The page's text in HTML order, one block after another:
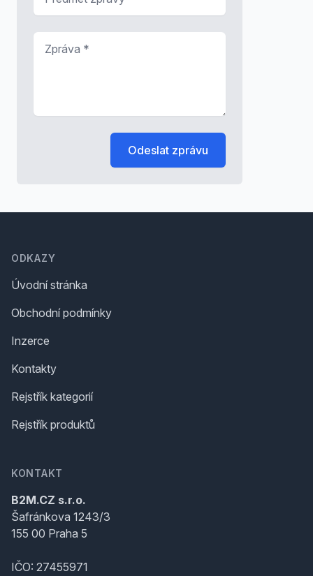
Odeslat zprávu
ODKAZY
Úvodní stránka
Obchodní podmínky
Inzerce
Kontakty
Rejstřík kategorií
Rejstřík produktů
KONTAKT
B2M.CZ s.r.o.
Šafránkova 1243/3
155 00 Praha 5
IČO: 27455971